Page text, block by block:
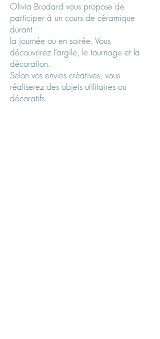
Olivia Brodard vous propose de
participer à un cours de céramique
durant
la journée ou en soirée. Vous
découvrirez l’argile, le tournage et la
décoration.
Selon vos envies créatives, vous
réaliserez des objets utilitaires ou
décoratifs.